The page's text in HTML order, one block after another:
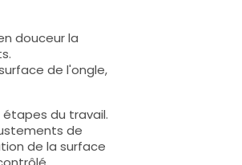
douceur la
de l'ongle,
du travail.
de
de la surface